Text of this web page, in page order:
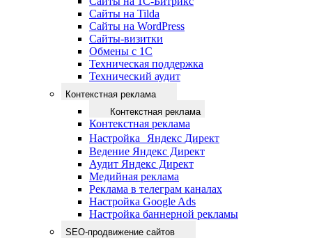
Сайты на Tilda
Сайты на WordPress
Сайты-визитки
Обмены с 1С
Техническая поддержка
Технический аудит
Контекстная реклама
Контекстная реклама
Контекстная реклама
Настройка Яндекс Директ
Ведение Яндекс Директ
Аудит Яндекс Директ
Медийная реклама
Реклама в телеграм каналах
Настройка Google Ads
Настройка баннерной рекламы
SEO-продвижение сайтов